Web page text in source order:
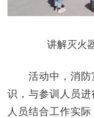
讲解灭火
活动中，消防
识，与参训人员
人员结合工作实